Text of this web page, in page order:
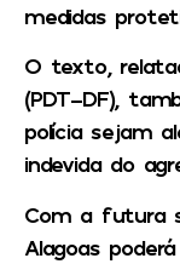
medidas
O texto,
(PDT-DF),
polícia sejam
indevida do
Com a futura
Alagoas